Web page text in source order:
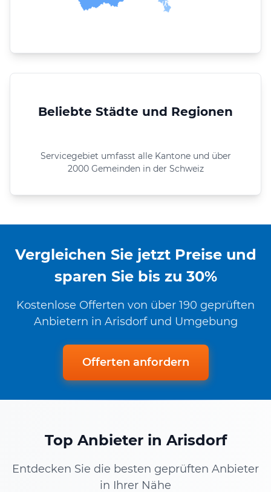
Beliebte Städte und Regionen
Servicegebiet umfasst alle Kantone und über
2000 Gemeinden in der Schweiz
Vergleichen Sie jetzt Preise und
sparen Sie bis zu 30%
Kostenlose Offerten von über 190 geprüften
Anbietern in Arisdorf und Umgebung
Offerten anfordern
Top Anbieter in Arisdorf
Entdecken Sie die besten geprüften Anbieter
in Ihrer Nähe